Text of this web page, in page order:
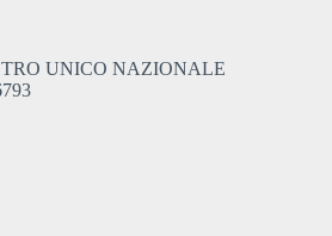
UNICO NAZIONALE